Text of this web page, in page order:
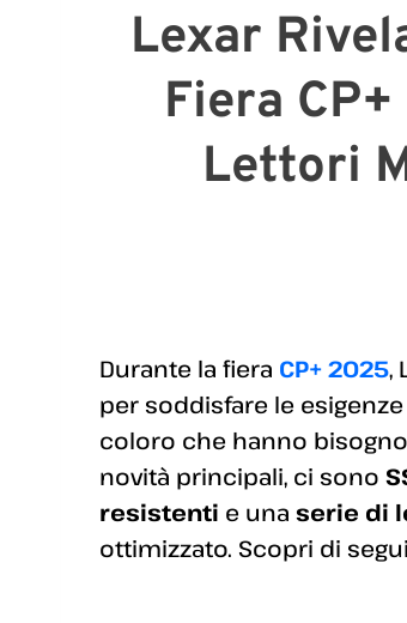
Lexar
Fiera
Lettori
Durante la fiera CP+ 2025,
per soddisfare le
coloro che hanno
novità principali, ci sono
resistenti e una serie di
ottimizzato. Scopri di